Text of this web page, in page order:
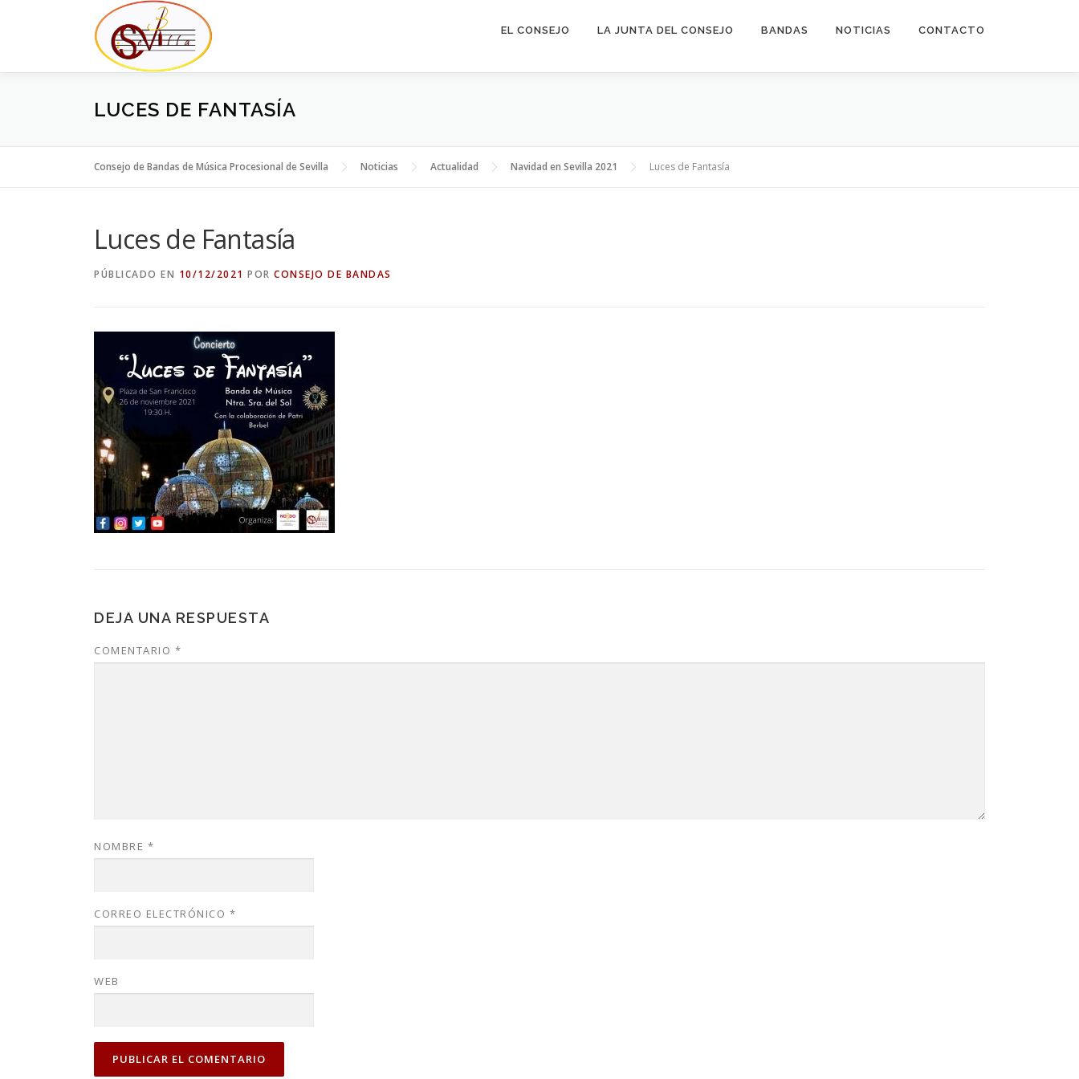
EL CONSEJO LA JUNTA DEL CONSEJO BANDAS NOTICIAS CONTACTO
LUCES DE FANTASÍA
Consejo de Bandas de Música Procesional de Sevilla Noticias Actualidad Navidad en Sevilla 2021 Luces de Fantasía
Luces de Fantasía
PÚBLICADO EN 10/12/2021 POR CONSEJO DE BANDAS
DEJA UNA RESPUESTA
COMENTARIO *
NOMBRE *
CORREO ELECTRÓNICO *
WEB